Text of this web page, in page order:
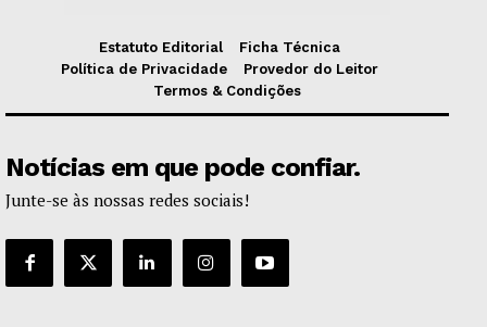
Estatuto Editorial
Ficha Técnica
Política de Privacidade
Provedor do Leitor
Termos & Condições
Notícias em que pode confiar.
Junte-se às nossas redes sociais!